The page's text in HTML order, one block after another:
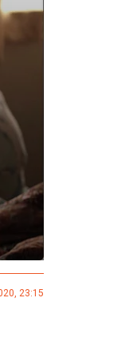
23:15